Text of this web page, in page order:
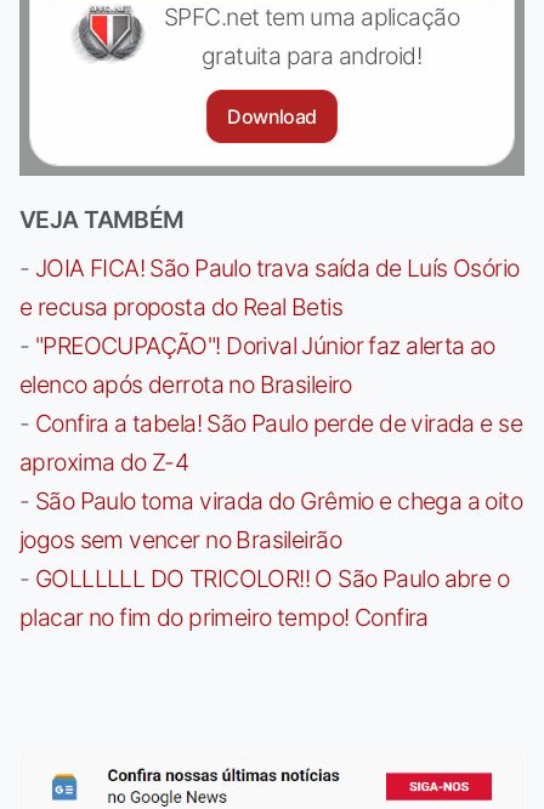
SPFC.net tem uma aplicação
gratuita para android!
Download
VEJA TAMBÉM
- JOIA FICA! São Paulo trava saída de Luís Osório
e recusa proposta do Real Betis
- "PREOCUPAÇÃO"! Dorival Júnior faz alerta ao
elenco após derrota no Brasileiro
- Confira a tabela! São Paulo perde de virada e se
aproxima do Z-4
- São Paulo toma virada do Grêmio e chega a oito
jogos sem vencer no Brasileirão
- GOLLLLLL DO TRICOLOR!! O São Paulo abre o
placar no fim do primeiro tempo! Confira